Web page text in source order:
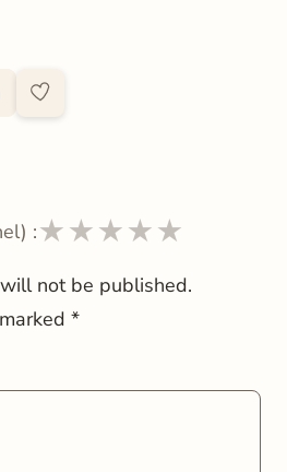
: ★
★
★
★
★
not be published.
*